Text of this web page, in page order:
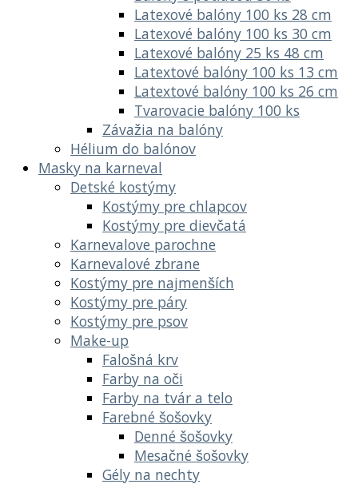
Latexové balóny 100 ks 28 cm
Latexové balóny 100 ks 30 cm
Latexové balóny 25 ks 48 cm
Latextové balóny 100 ks 13 cm
Latextové balóny 100 ks 26 cm
Tvarovacie balóny 100 ks
Závažia na balóny
Hélium do balónov
Masky na karneval
Detské kostýmy
Kostýmy pre chlapcov
Kostýmy pre dievčatá
Karnevalove parochne
Karnevalové zbrane
Kostýmy pre najmenších
Kostýmy pre páry
Kostýmy pre psov
Make-up
Falošná krv
Farby na oči
Farby na tvár a telo
Farebné šošovky
Denné šošovky
Mesačné šošovky
Gély na nechty